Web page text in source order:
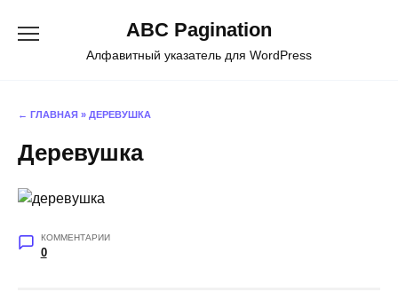
ABC Pagination
Алфавитный указатель для WordPress
← ГЛАВНАЯ » ДЕРЕВУШКА
Деревушка
КОММЕНТАРИИ
0